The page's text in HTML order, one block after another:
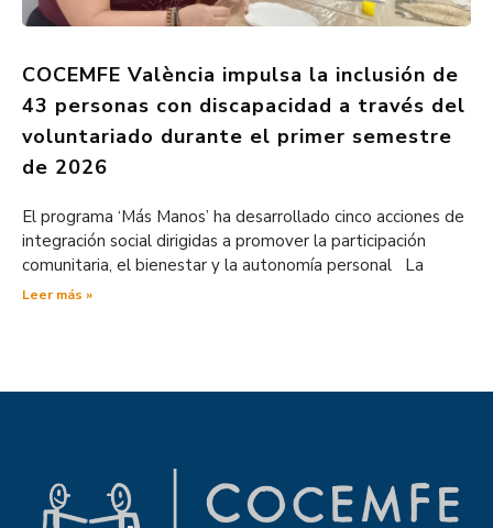
COCEMFE València impulsa la inclusión de
43 personas con discapacidad a través del
voluntariado durante el primer semestre
de 2026
El programa ‘Más Manos’ ha desarrollado cinco acciones de
integración social dirigidas a promover la participación
comunitaria, el bienestar y la autonomía personal La
Leer más »